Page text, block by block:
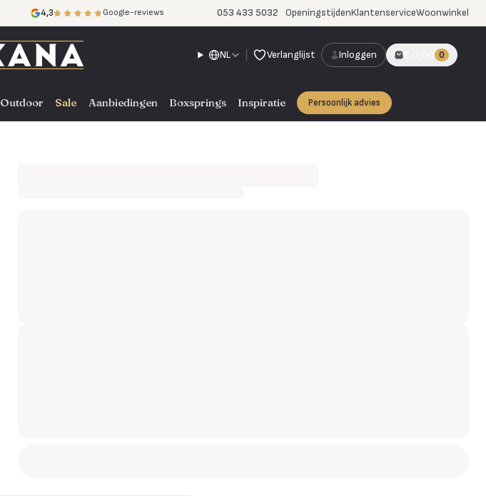
4,3 Google-reviews 053 433 5032 OpeningstijdenKlantenserviceWoonwinkel
NL Verlanglijst Inloggen € 0,00 0
Outdoor Sale Aanbiedingen Boxsprings Inspiratie Persoonlijk advies